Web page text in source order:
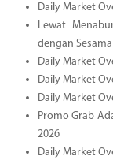
Daily Market
Lewat
dengan Sesama
Daily Market
Daily Market
Daily Market
Promo Grab
2026
Daily Market